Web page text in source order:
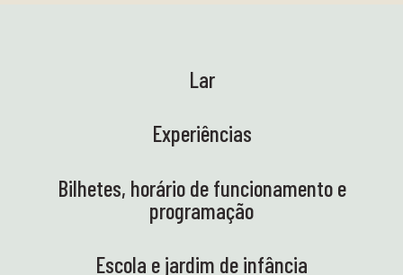
Lar
Experiências
Bilhetes, horário de funcionamento e
programação
Escola e jardim de infância